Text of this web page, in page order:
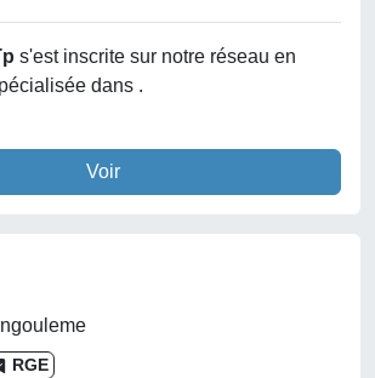
s'est inscrite sur notre réseau en
dans .
Voir
RGE